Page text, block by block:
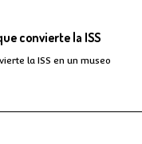
que convierte la ISS
la ISS en un museo